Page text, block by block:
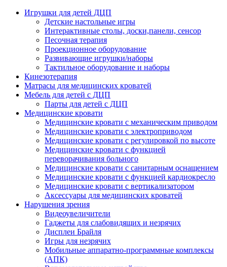
Игрушки для детей ДЦП
Детские настольные игры
Интерактивные столы, доски,панели, сенсор
Песочная терапия
Проекционное оборудование
Развивающие игрушки/наборы
Тактильное оборудование и наборы
Кинезотерапия
Матрасы для медицинских кроватей
Мебель для детей с ДЦП
Парты для детей с ДЦП
Медицинские кровати
Медицинские кровати с механическим приводом
Медицинские кровати с электроприводом
Медицинские кровати с регулировкой по высоте
Медицинские кровати с функцией
переворачивания больного
Медицинские кровати с санитарным оснащением
Медицинские кровати с функцией кардиокресло
Медицинские кровати с вертикализатором
Аксессуары для медицинских кроватей
Нарушения зрения
Видеоувеличители
Гаджеты для слабовидящих и незрячих
Дисплеи Брайля
Игры для незрячих
Мобильные аппаратно-программные комплексы
(АПК)